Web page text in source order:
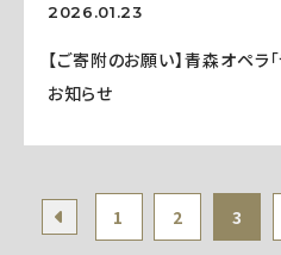
2026.01.23
【ご寄附のお願い】青森オペラ
お知らせ
1 2 3